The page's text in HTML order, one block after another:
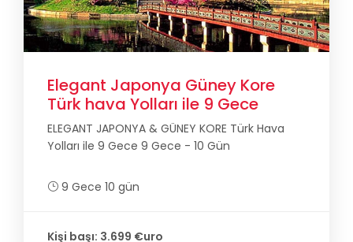
Elegant Japonya Güney Kore
Türk hava Yolları ile 9 Gece
ELEGANT JAPONYA & GÜNEY KORE Türk Hava
Yolları ile 9 Gece 9 Gece - 10 Gün
9 Gece 10 gün
Kişi başı: 3.699 €uro